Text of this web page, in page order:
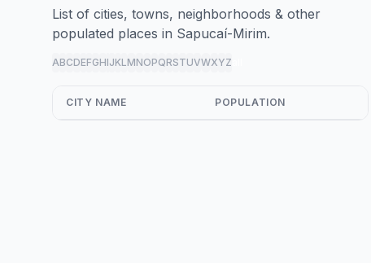
List of cities, towns, neighborhoods & other
populated places in Sapucaí-Mirim.
ABCDEFGHIJKLMNOPQRSTUVWXYZ
CITY NAME POPULATION